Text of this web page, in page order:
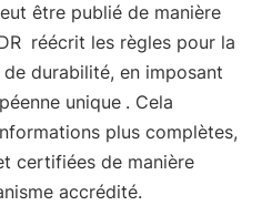
être publié de manière
réécrit les règles pour la
durabilité, en imposant
unique . Cela
plus complètes,
certifiées de manière
accrédité.